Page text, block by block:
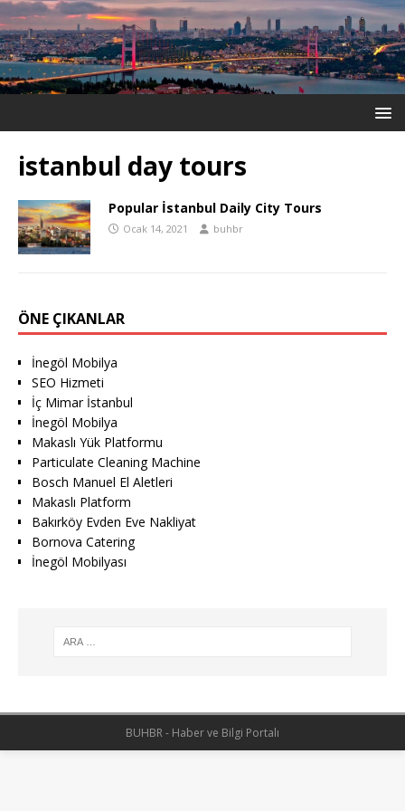
istanbul day tours
Popular İstanbul Daily City Tours
Ocak 14, 2021 buhbr
ÖNE ÇIKANLAR
İnegöl Mobilya
SEO Hizmeti
İç Mimar İstanbul
İnegöl Mobilya
Makaslı Yük Platformu
Particulate Cleaning Machine
Bosch Manuel El Aletleri
Makaslı Platform
Bakırköy Evden Eve Nakliyat
Bornova Catering
İnegöl Mobilyası
BUHBR - Haber ve Bilgi Portalı